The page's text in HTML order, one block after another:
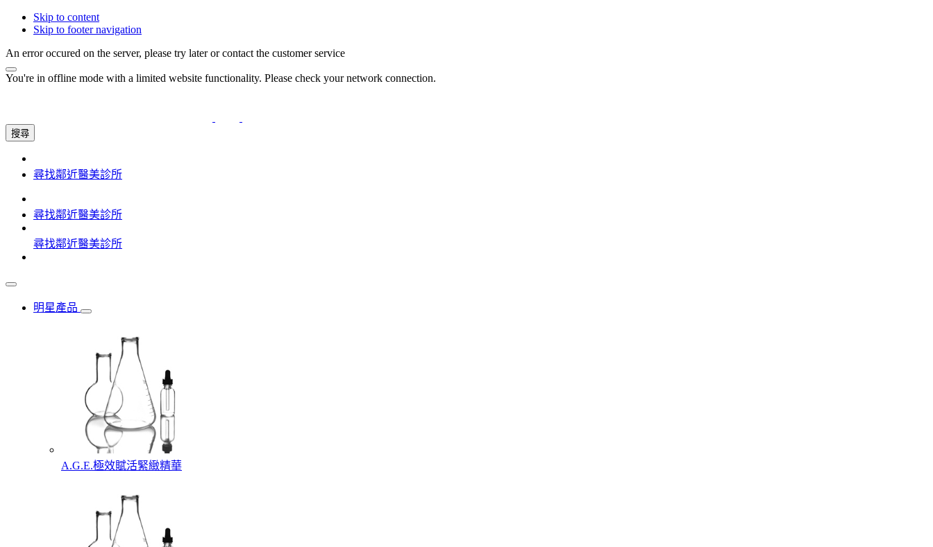
Skip to content
Skip to footer navigation
An error occured on the server, please try later or contact the customer service
You're in offline mode with a limited website functionality. Please check your network connection.
搜尋
尋找鄰近醫美診所
尋找鄰近醫美診所
尋找鄰近醫美診所
明星產品
A.G.E.極效賦活緊緻精華